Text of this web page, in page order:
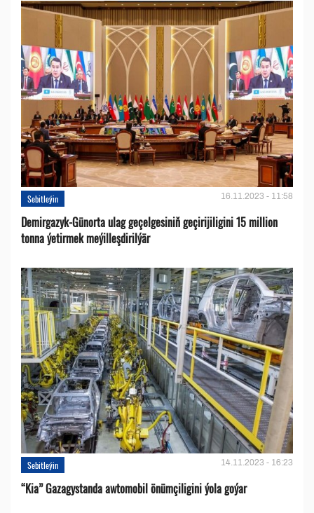
Sebitleýin 16.11.2023 - 11:58
Demirgazyk-Günorta ulag geçelgesiniň geçirijiligini 15 million
tonna ýetirmek meýilleşdirilýär
Sebitleýin 14.11.2023 - 16:23
“Kia” Gazagystanda awtomobil önümçiligini ýola goýar